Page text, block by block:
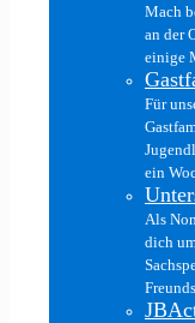
Mach
an der
einige
Für
ein
Als
dich